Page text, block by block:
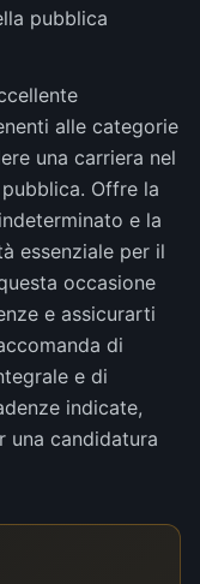
pubblica
alle categorie
una carriera nel
Offre la
e la
essenziale per il
occasione
e assicurarti
di
e di
indicate,
una candidatura